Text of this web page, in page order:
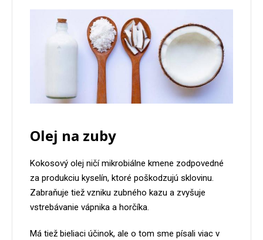
Olej na zuby
Kokosový olej ničí mikrobiálne kmene zodpovedné
za produkciu kyselín, ktoré poškodzujú sklovinu.
Zabraňuje tiež vzniku zubného kazu a zvyšuje
vstrebávanie vápnika a horčíka.
Má tiež bieliaci účinok, ale o tom sme písali viac v